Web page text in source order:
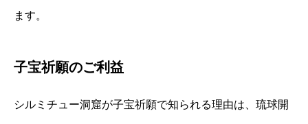
ます。
子宝祈願のご利益
シルミチュー洞窟が子宝祈願で知られる理由は、琉球開